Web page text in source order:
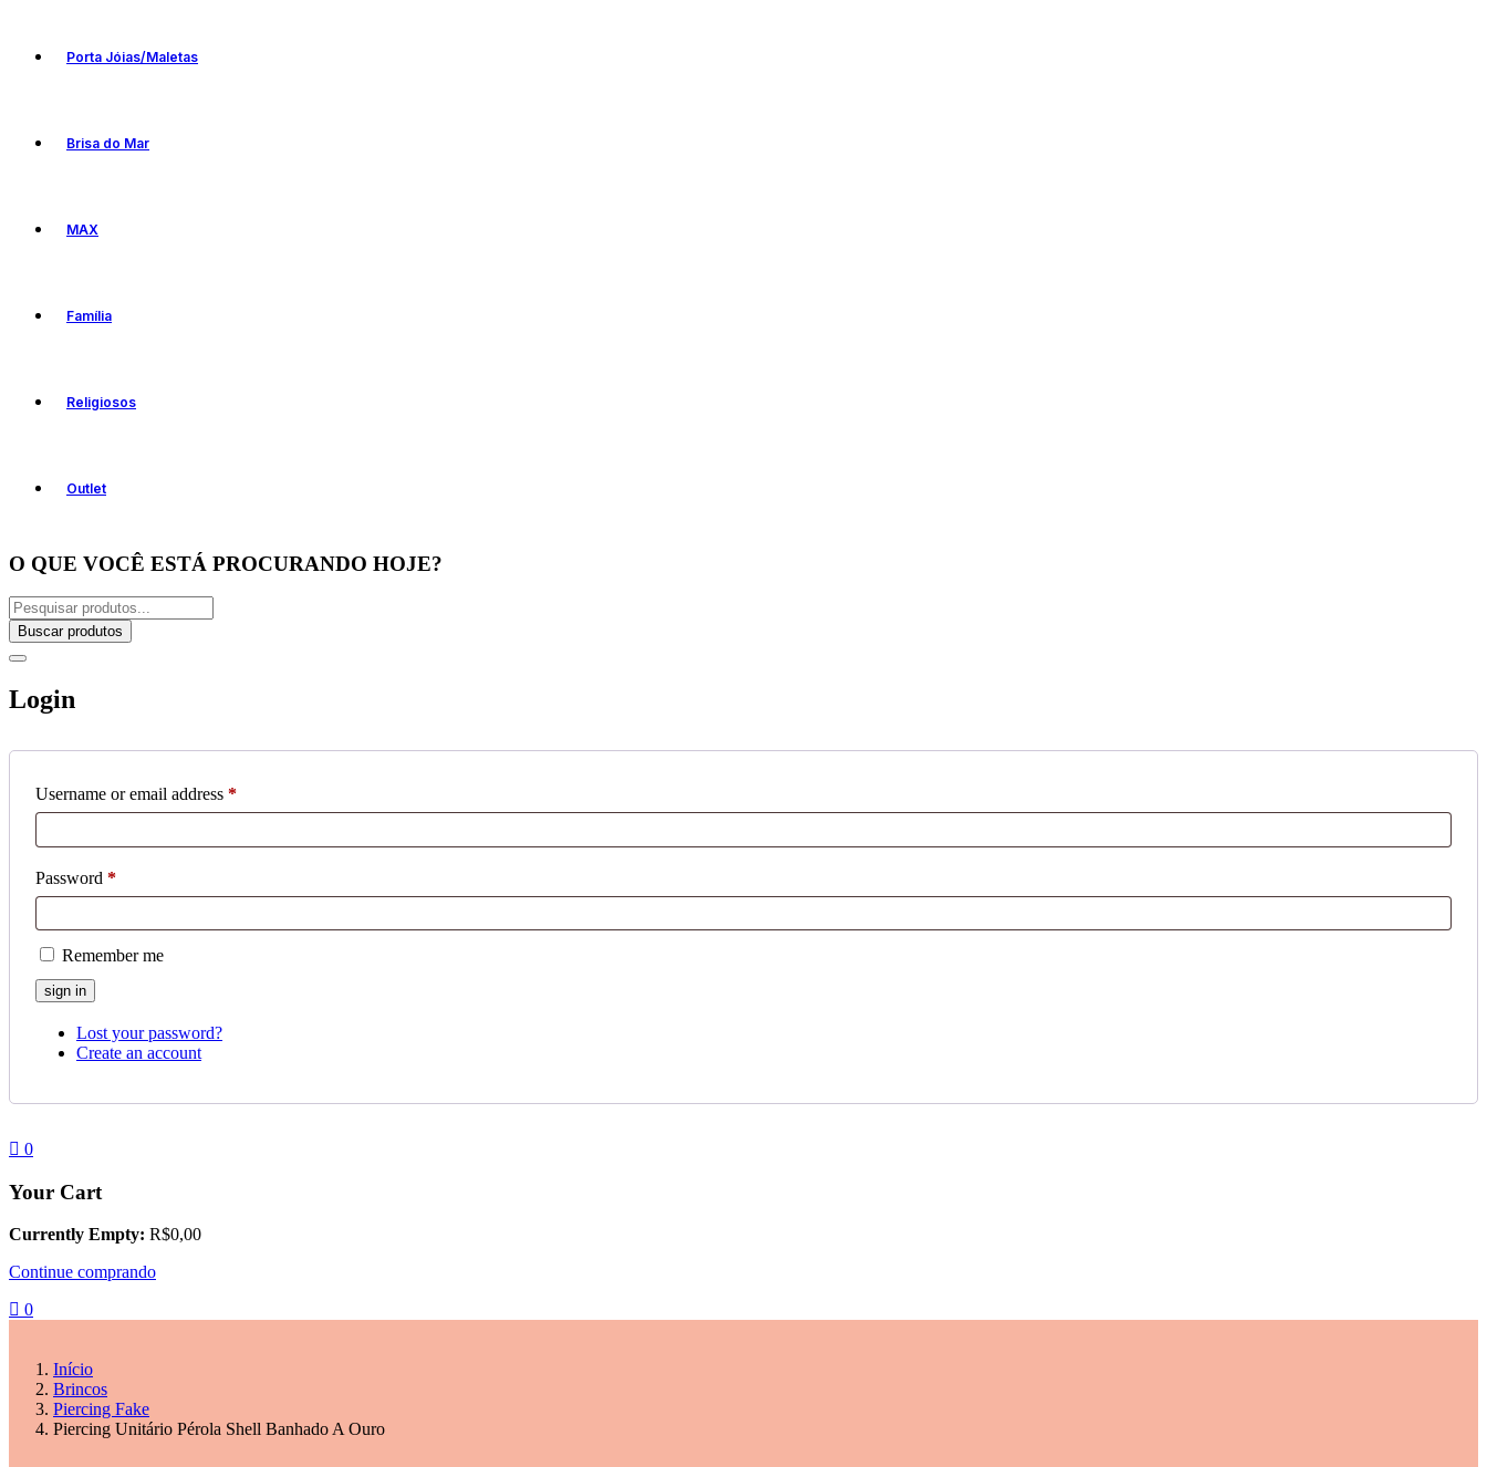
Porta Jóias/Maletas
Brisa do Mar
MAX
Família
Religiosos
Outlet
O QUE VOCÊ ESTÁ PROCURANDO HOJE?
Buscar produtos
Login
Username or email address *
Password *
Remember me
Lost your password?
Create an account
0
Your Cart
Currently Empty: R$0,00
Continue comprando
0
Início
Brincos
Piercing Fake
Piercing Unitário Pérola Shell Banhado A Ouro